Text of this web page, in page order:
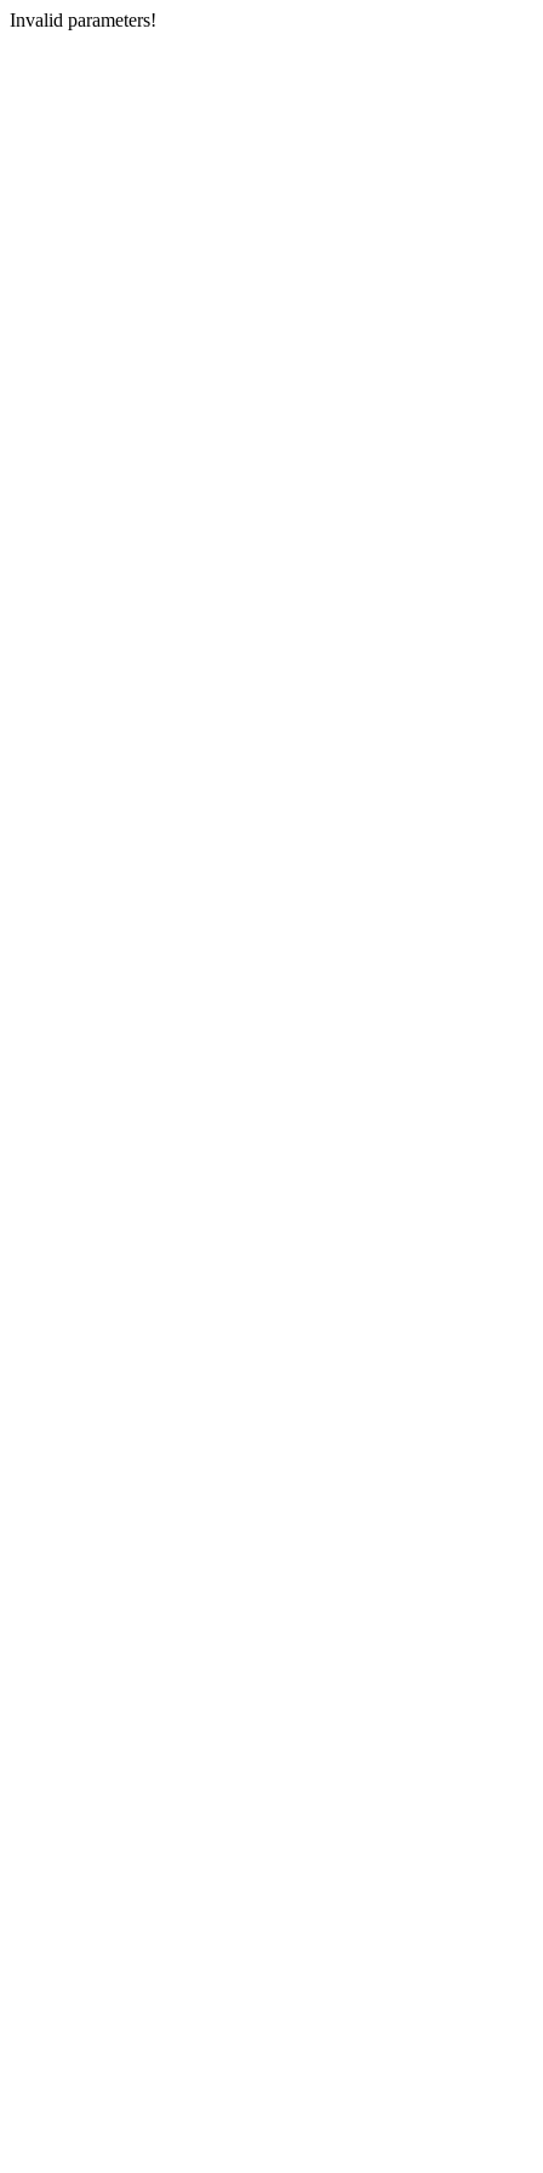
Invalid parameters!